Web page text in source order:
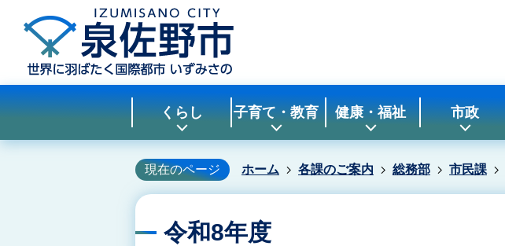
くらし 子育て・教育 健康・福祉 市政
現在のページ ホーム 各課のご案内 総務部 市民課
令和8年度